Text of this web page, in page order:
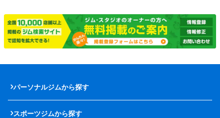
パーソナルジムから探す
スポーツジムから探す